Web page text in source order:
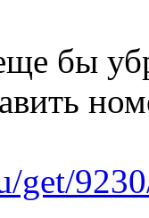
бы
get/